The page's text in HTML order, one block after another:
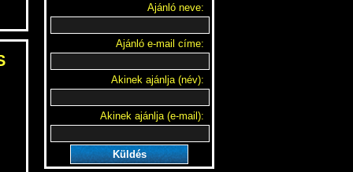
Ajánló neve:
Ajánló e-mail címe:
Akinek ajánlja (név):
Akinek ajánlja (e-mail):
Küldés